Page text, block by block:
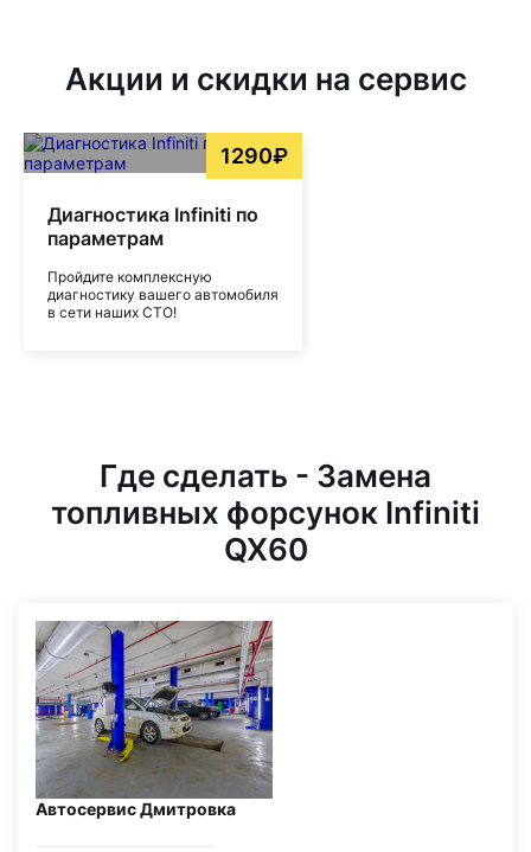
Акции и скидки на сервис
1290₽
Диагностика Infiniti по
параметрам
Пройдите комплексную
диагностику вашего автомобиля
в сети наших СТО!
Где сделать - Замена
топливных форсунок Infiniti
QX60
Автосервис Дмитровка